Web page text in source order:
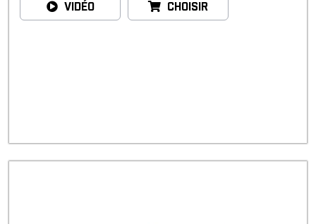
VIDÉO CHOISIR